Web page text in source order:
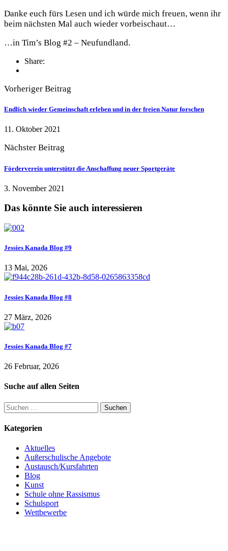
Danke euch fürs Lesen und ich würde mich freuen, wenn ihr
beim nächsten Mal auch wieder vorbeischaut…
…in Tim’s Blog #2 – Neufundland.
Share:
Vorheriger Beitrag
Endlich wieder Gemeinschaft erleben und in der freien Natur forschen
11. Oktober 2021
Nächster Beitrag
Förderverein unterstützt die Anschaffung neuer Sportgeräte
3. November 2021
Das könnte Sie auch interessieren
Jessies Kanada Blog #9
13 Mai, 2026
Jessies Kanada Blog #8
27 März, 2026
Jessies Kanada Blog #7
26 Februar, 2026
Suche auf allen Seiten
Suchen
nach:
Kategorien
Aktuelles
Außerschulische Angebote
Austausch/Kursfahrten
Blog
Kunst
Schule ohne Rassismus
Schulsport
Wettbewerbe